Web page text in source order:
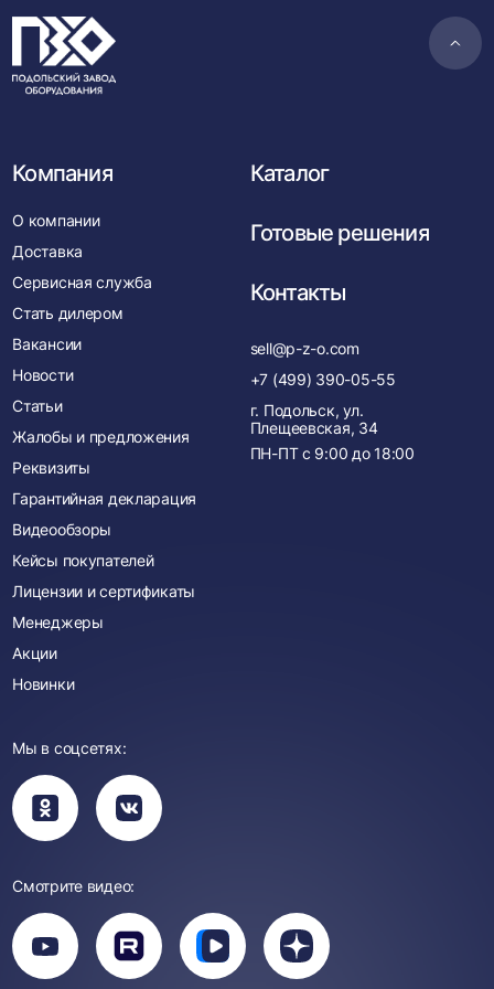
в
Компания
О компании
Доставка
Сервисная служба
Стать дилером
Вакансии
Новости
Статьи
Жалобы и предложения
Реквизиты
Гарантийная декларация
Видеообзоры
Кейсы покупателей
Лицензии и сертификаты
Менеджеры
Акции
Новинки
Каталог
Готовые решения
Контакты
sell@p-z-o.com
+7 (499) 390-05-55
г. Подольск, ул.
Плещеевская, 34
ПН-ПТ с 9:00 до 18:00
Мы в соцсетях:
Вы
перейдете
в
группу
Вы
перейдете
в
группу
Смотрите видео:
Вы
перейдете
на
канал
Вы
перейдете
Вы
перейдете
Вы
перейдете